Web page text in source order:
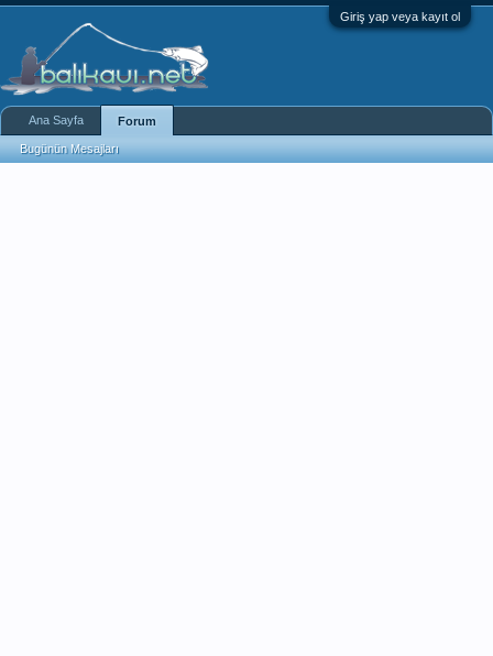
Giriş yap veya kayıt ol
Ana Sayfa Forum
Bugünün Mesajları